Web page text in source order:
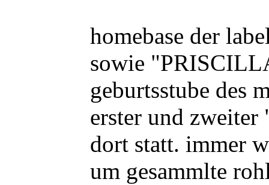
homebase der
sowie
geburtsstube des
erster und
dort statt. immer
um gesammlte